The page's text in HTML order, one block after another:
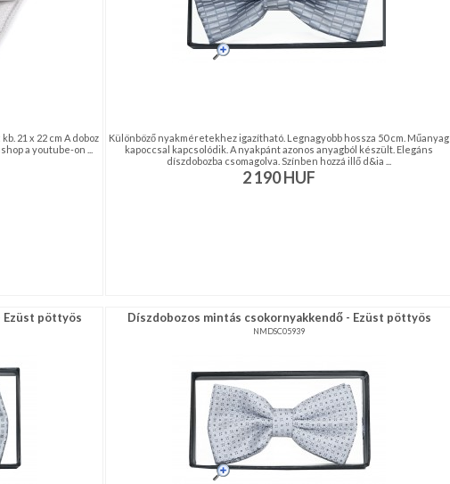
21 x 22 cm A doboz
a youtube-on ...
Különböző nyakméretekhez igazítható. Legnagyobb hossza 50 cm. Műanyag
kapoccsal kapcsolódik. A nyakpánt azonos anyagból készült. Elegáns
díszdobozba csomagolva. Színben hozzá illő d&ia ...
2 190HUF
Ezüst pöttyös Díszdobozos mintás csokornyakkendő - Ezüst pöttyös
NMDSC05939